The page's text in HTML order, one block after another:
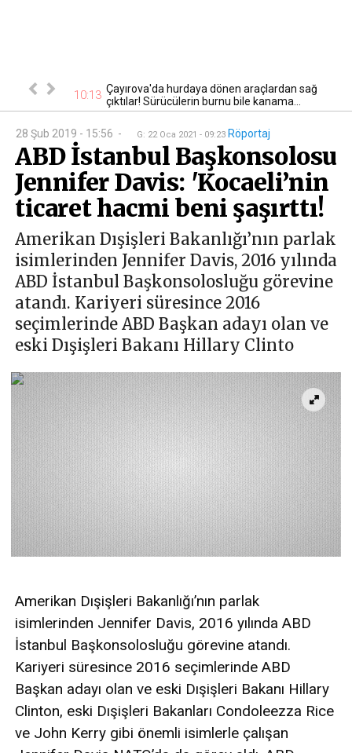
sağ
09:31 Kocaeli’de 50 yıl hapis cezasıyla aranan firari
yakalandı
28 Şub 2019 - 15:56 - G: 22 Oca 2021 - 09:23 Röportaj
ABD İstanbul Başkonsolosu
Jennifer Davis: 'Kocaeli’nin
ticaret hacmi beni şaşırttı!
Amerikan Dışişleri Bakanlığı’nın parlak
isimlerinden Jennifer Davis, 2016 yılında
ABD İstanbul Başkonsolosluğu görevine
atandı. Kariyeri süresince 2016
seçimlerinde ABD Başkan adayı olan ve
eski Dışişleri Bakanı Hillary Clinto
Amerikan Dışişleri Bakanlığı’nın parlak
isimlerinden Jennifer Davis, 2016 yılında ABD
İstanbul Başkonsolosluğu görevine atandı.
Kariyeri süresince 2016 seçimlerinde ABD
Başkan adayı olan ve eski Dışişleri Bakanı Hillary
Clinton, eski Dışişleri Bakanları Condoleezza Rice
ve John Kerry gibi önemli isimlerle çalışan